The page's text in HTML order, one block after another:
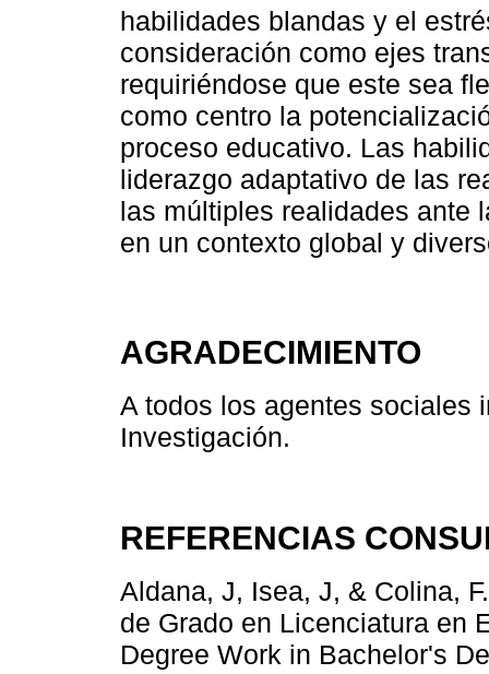
habilidades blandas y el
consideración como ejes
requiriéndose que este sea
como centro la
proceso educativo. Las
liderazgo adaptativo de las
las múltiples realidades ante
en un contexto global y
AGRADECIMIENTO
A todos los agentes sociales
Investigación.
REFERENCIAS
Aldana, J, Isea, J, & Colina,
de Grado en Licenciatura en
Degree Work in Bachelor's